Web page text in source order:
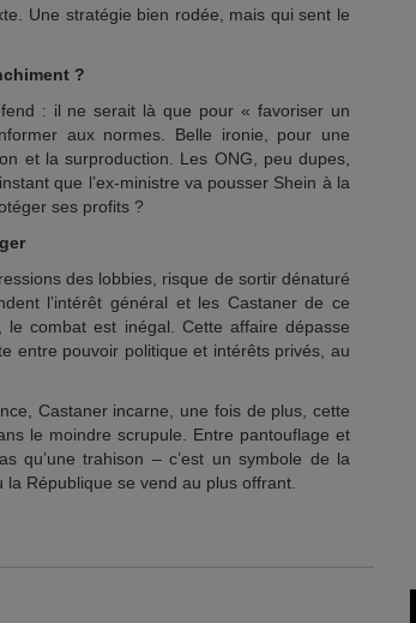
Une stratégie bien rodée, mais qui sent le
?
: il ne serait là que pour « favoriser un
aux normes. Belle ironie, pour une
et la surproduction. Les ONG, peu dupes,
que l’ex-ministre va pousser Shein à la
ses profits ?
des lobbies, risque de sortir dénaturé
l’intérêt général et les Castaner de ce
combat est inégal. Cette affaire dépasse
entre pouvoir politique et intérêts privés, au
Castaner incarne, une fois de plus, cette
le moindre scrupule. Entre pantouflage et
qu’une trahison – c’est un symbole de la
la République se vend au plus offrant.